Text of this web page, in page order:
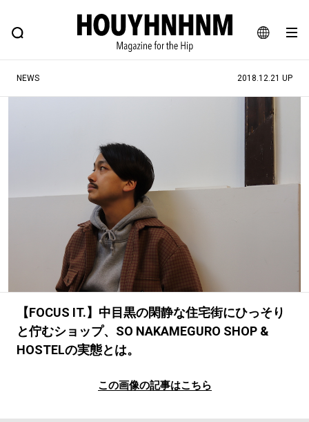
JA
EN
FEATURE BLOG SNAP
ヒップなファッション、カルチャー、ライフスタイルWEBマガジン
#SHOPPING ADDICT
#ESSENTIAL DESIGNS
#NEW VINTAGE #マイナーグッド図鑑
#路地裏てぃーん。 #MONTHLY JOURNAL
#GH 銘品の所以 #フイナムのYouTube
#Commune H #FOCUS IT #AH.H
#ととけん #FASHION #MUSIC
#LIFESTYLE #SNEAKER #OUTDOOR
#SPORTS #HANDSOME HANDBOOK
NEWS 2018.12.21 UP
【FOCUS IT.】中目黒の閑静な住宅街にひっそり
と佇むショップ、SO NAKAMEGURO SHOP &
HOSTELの実態とは。
この画像の記事はこちら